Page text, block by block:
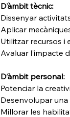
D’àmbit tècnic:
Dissenyar
Aplicar
Utilitzar recursos i
Avaluar l’impacte
D’àmbit personal:
Potenciar la
Desenvolupar
Millorar les